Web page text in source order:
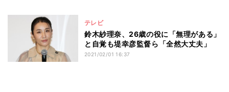
テレビ
鈴木紗理奈、26歳の役に「無理がある」
と自覚も堤幸彦監督ら「全然大丈夫」
2021/02/01 16:37